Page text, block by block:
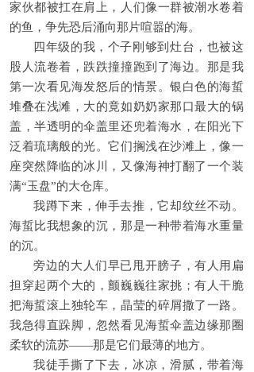
家伙都被扛在肩上，人们像一群被潮水卷着
的鱼，争先恐后涌向那片喧嚣的海。
四年级的我，个子刚够到灶台，也被这
股人流卷着，跌跌撞撞跑到了海边。那是我
第一次看见海发怒后的情景。银白色的海蜇
堆叠在浅滩，大的竟如奶奶家那口最大的锅
盖，半透明的伞盖里还兜着海水，在阳光下
泛着琉璃般的光。它们搁浅在沙滩上，像一
座突然降临的冰川，又像海神打翻了一个装
满“玉盘”的大仓库。
我蹲下来，伸手去推，它却纹丝不动。
海蜇比我想象的沉，那是一种带着海水重量
的沉。
旁边的大人们早已甩开膀子，有人用扁
担穿起两个大的，颤巍巍往家挑；有人干脆
把海蜇滚上独轮车，晶莹的碎屑撒了一路。
我急得直跺脚，忽然看见海蜇伞盖边缘那圈
柔软的流苏——那是它们最薄的地方。
我徒手撕了下去，冰凉，滑腻，带着海